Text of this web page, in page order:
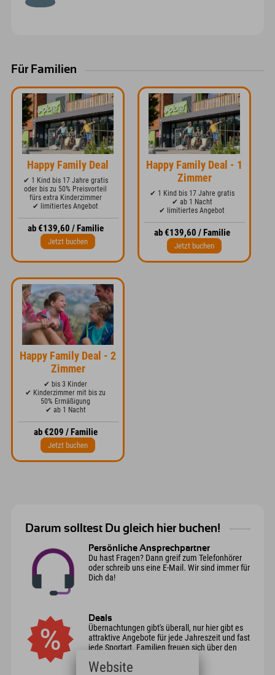
Für Familien
Happy Family Deal
✔ 1 Kind bis 17 Jahre gratis
oder bis zu 50% Preisvorteil
fürs extra Kinderzimmer
✔ limitiertes Angebot
ab €139,60 / Familie
Jetzt buchen
Happy Family Deal - 1
Zimmer
✔ 1 Kind bis 17 Jahre gratis
✔ ab 1 Nacht
✔ limitiertes Angebot
ab €139,60 / Familie
Jetzt buchen
Happy Family Deal - 2
Zimmer
✔ bis 3 Kinder
✔ Kinderzimmer mit bis zu
50% Ermäßigung
✔ ab 1 Nacht
ab €209 / Familie
Jetzt buchen
Darum solltest Du gleich hier buchen!
Persönliche Ansprechpartner
Du hast Fragen? Dann greif zum Telefonhörer
oder schreib uns eine E-Mail. Wir sind immer für
Dich da!
Deals
Übernachtungen gibt's überall, nur hier gibt es
attraktive Angebote für jede Jahreszeit und fast
jede Sportart. Familien freuen sich über den
Website